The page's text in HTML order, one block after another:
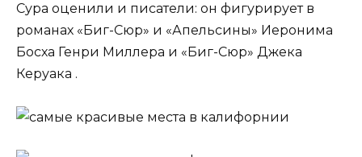
Сура оценили и писатели: он фигурирует в
романах «Биг-Сюр» и «Апельсины» Иеронима
Босха Генри Миллера и «Биг-Сюр» Джека
Керуака .